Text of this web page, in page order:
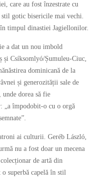
care au fost înzestrate cu
gotic bisericile mai vechi.
timpul dinastiei Jagiellonilor.
a dat un nou imbold
și Csíksomlyó/Șumuleu-Ciuc,
dominicană de la
și generozității sale de
unde dorea să fie
„a împodobit-o cu o orgă
ai culturii. Geréb László,
nu a fost doar un mecena
de artă din
superbă capelă în stil